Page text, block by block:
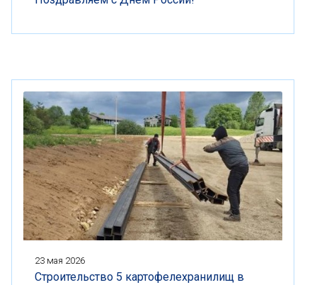
23 мая 2026
Строительство 5 картофелехранилищ в